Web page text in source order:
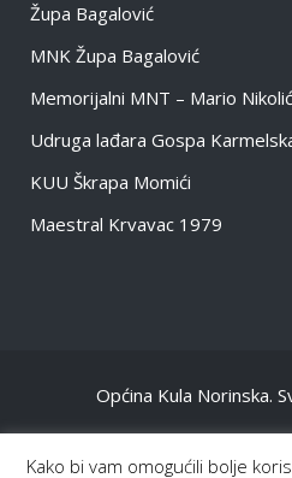
Župa Bagalović
MNK Župa Bagalović
Memorijalni MNT – Mario
Udruga lađara Gospa
KUU Škrapa Momići
Maestral Krvavac 1979
Općina Kula Norinska.
Kako bi vam omogućili bolje